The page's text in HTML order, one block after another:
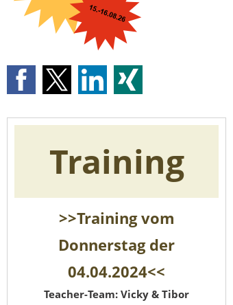
Training
>>Training vom
Donnerstag der
04.04.2024<<
Teacher-Team: Vicky & Tibor